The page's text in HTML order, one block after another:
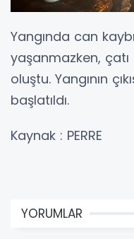
Yangında can
yaşanmazken,
oluştu. Yangının
başlatıldı.
Kaynak : PERRE
YORUMLAR